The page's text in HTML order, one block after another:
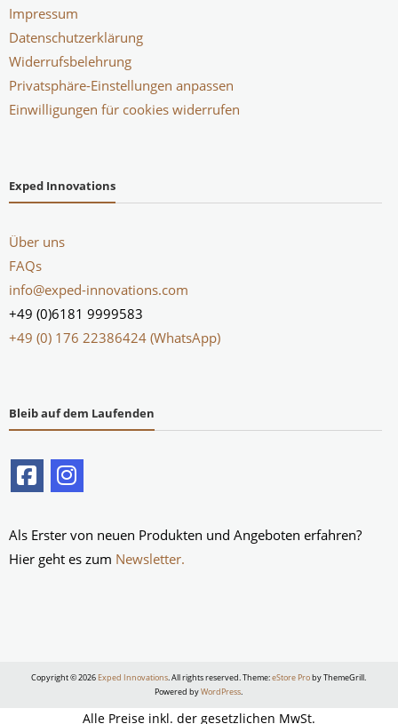
Impressum
Datenschutzerklärung
Widerrufsbelehrung
Privatsphäre-Einstellungen anpassen
Einwilligungen für cookies widerrufen
Exped Innovations
Über uns
FAQs
info@exped-innovations.com
+49 (0)6181 9999583
+49 (0) 176 22386424 (WhatsApp)
Bleib auf dem Laufenden
Als Erster von neuen Produkten und Angeboten erfahren?
Hier geht es zum Newsletter.
Copyright © 2026 Exped Innovations. All rights reserved. Theme:eStore Proby ThemeGrill.
Powered byWordPress.
Alle Preise inkl. der gesetzlichen MwSt.